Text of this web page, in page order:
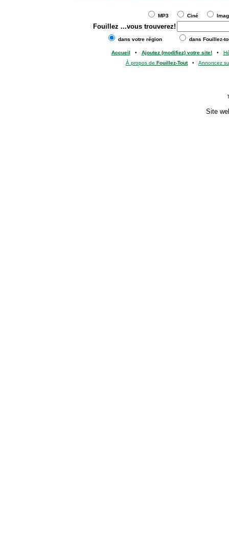
MP3 Ciné
Fouillez ...vous trouverez!
dans votre région dans Fouillez-
Accueil • Ajoutez (modifiez) votre site!•
À propos de Fouillez-Tout• Annoncez
Site